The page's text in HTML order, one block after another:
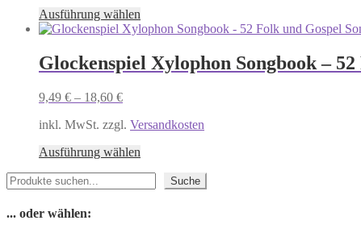
der
Produktseite
werden
Ausführung wählen
Produkt
mehrere
Varianten
können
der
Produktseite
gewählt
Glockenspiel Xylophon Songbook –
9,49 € – 18,60 €
inkl. MwSt. zzgl. Versandkosten
Ausführung wählen
Suchen Suche
... oder wählen: